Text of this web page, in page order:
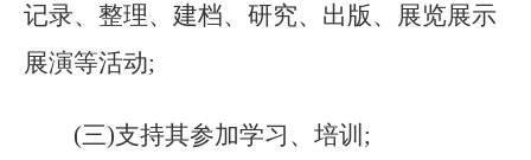
记录、整理、建档、研究、出版、展览展示
展演等活动;
(三)支持其参加学习、培训;